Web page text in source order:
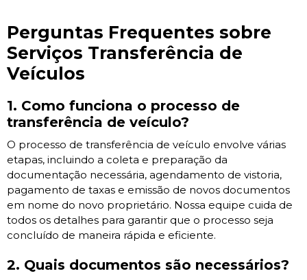
Perguntas Frequentes sobre
Serviços Transferência de
Veículos
1. Como funciona o processo de
transferência de veículo?
O processo de transferência de veículo envolve várias
etapas, incluindo a coleta e preparação da
documentação necessária, agendamento de vistoria,
pagamento de taxas e emissão de novos documentos
em nome do novo proprietário. Nossa equipe cuida de
todos os detalhes para garantir que o processo seja
concluído de maneira rápida e eficiente.
2. Quais documentos são necessários?